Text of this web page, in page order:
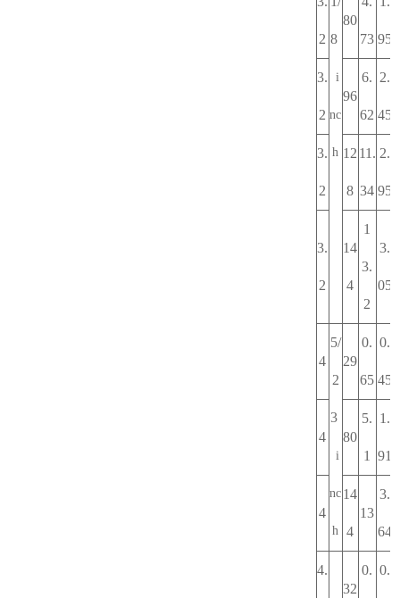
8
i
nc
h
2
80
73 95
3.
2
96
6.
62
2.
45
3.
2
12
8
11.
34
2.
95
3.
2
14
4
1
3.
2
3.
05
4
5/
2
3
i
nc
h
29
0.
65
0.
45
4 80
5.
1
1.
91
4
14
4
13
3.
64
4.
32
0. 0.